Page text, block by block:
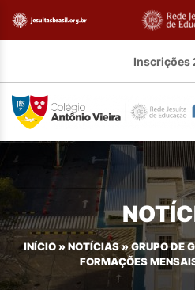
Inscrições
INÍCIO» NOTÍCIAS»GRUPO DE
FORMAÇÕES